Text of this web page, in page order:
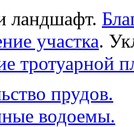
ландшафт.
участка.
тротуарной